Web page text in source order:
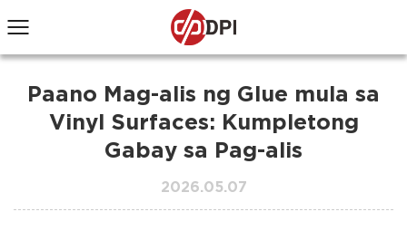
Paano Mag-alis ng Glue mula sa
Vinyl Surfaces: Kumpletong
Gabay sa Pag-alis
2026.05.07